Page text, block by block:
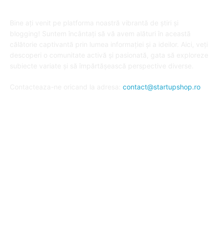
contact@startupshop.ro